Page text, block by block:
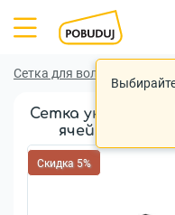
Сетка для вольера
Сетка
ячейка
Скидка 5%